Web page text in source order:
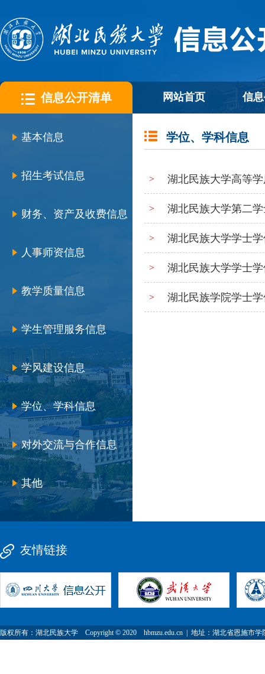
信息公开清单 网站首页 信
基本信息
招生考试信息
财务、资产及收费信息
人事师资信息
教学质量信息
学生管理服务信息
学风建设信息
学位、学科信息
对外交流与合作信息
其他
学位、学科信息
> 湖北民族大学高等
> 湖北民族大学第二
> 湖北民族大学学士
> 湖北民族大学学士
> 湖北民族学院学士
友情链接
版权所有：湖北民族大学 Copyright © 2020 hbmzu.edu.cn | 地址：湖北省恩施